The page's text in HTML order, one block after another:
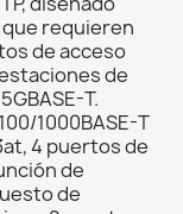
que requieren
de acceso
de
T.
1000BASE-T
4 puertos de
de
de